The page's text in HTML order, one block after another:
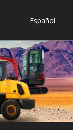
Español
Bahasa
indonesia
Türk dili
ไทย
Italiano
Deutsch